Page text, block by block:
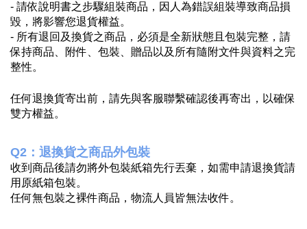
- 請依說明書之步驟組裝商品，因人為錯誤組裝導致商品損
毀，將影響您退貨權益。
- 所有退回及換貨之商品，必須是全新狀態且包裝完整，請
保持商品、附件、包裝、贈品以及所有隨附文件與資料之完
整性。
任何退換貨寄出前，請先與客服聯繫確認後再寄出，以確保
雙方權益。
Q2：退換貨之商品外包裝
收到商品後請勿將外包裝紙箱先行丟棄，如需申請退換貨請
用原紙箱包裝。
任何無包裝之裸件商品，物流人員皆無法收件。